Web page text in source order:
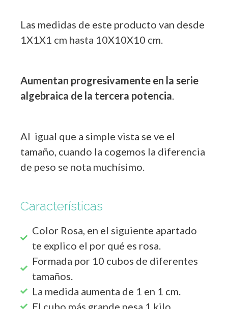
Las medidas de este producto van desde
1X1X1 cm hasta 10X10X10 cm.
Aumentan progresivamente en la serie
algebraica de la tercera potencia.
Al igual que a simple vista se ve el
tamaño, cuando la cogemos la diferencia
de peso se nota muchísimo.
Características
Color Rosa, en el siguiente apartado
te explico el por qué es rosa.
Formada por 10 cubos de diferentes
tamaños.
La medida aumenta de 1 en 1 cm.